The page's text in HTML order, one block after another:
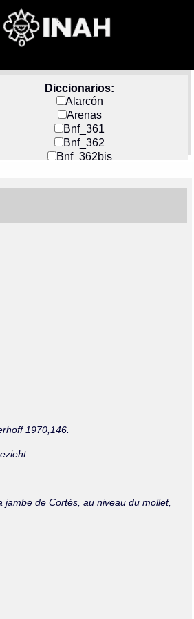
Diccionarios:
Alarcón
Arenas
Bnf_361
Bnf_362
Bnf_362bis
Docs_México
1970,146.
de Cortès, au niveau du mollet,